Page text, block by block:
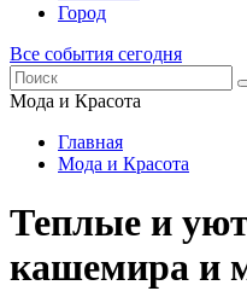
Город
Все события сегодня
Мода и Красота
Главная
Мода и Красота
Теплые и
кашемира и